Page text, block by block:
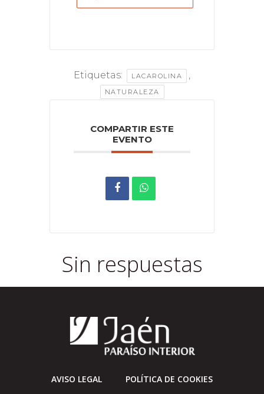
Etiquetas: LACAROLINA ,
NATURALEZA
COMPARTIR ESTE
EVENTO
Sin respuestas
AVISO LEGAL POLÍTICA DE COOKIES